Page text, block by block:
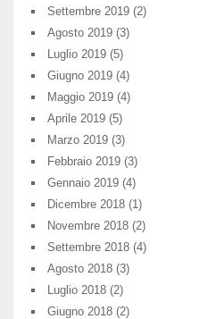
Settembre 2019 (2)
Agosto 2019 (3)
Luglio 2019 (5)
Giugno 2019 (4)
Maggio 2019 (4)
Aprile 2019 (5)
Marzo 2019 (3)
Febbraio 2019 (3)
Gennaio 2019 (4)
Dicembre 2018 (1)
Novembre 2018 (2)
Settembre 2018 (4)
Agosto 2018 (3)
Luglio 2018 (2)
Giugno 2018 (2)